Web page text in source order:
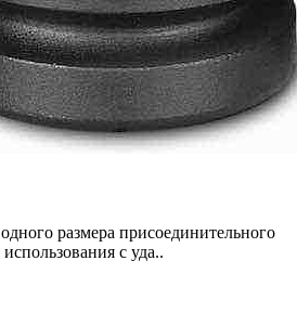
размера присоединительного
с уда..